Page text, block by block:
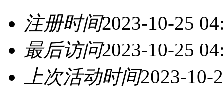
注册时间2023-10-25
最后访问2023-10-25
上次活动时间2023-10-